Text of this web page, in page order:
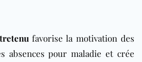
favorise la motivation des
absences pour maladie et crée